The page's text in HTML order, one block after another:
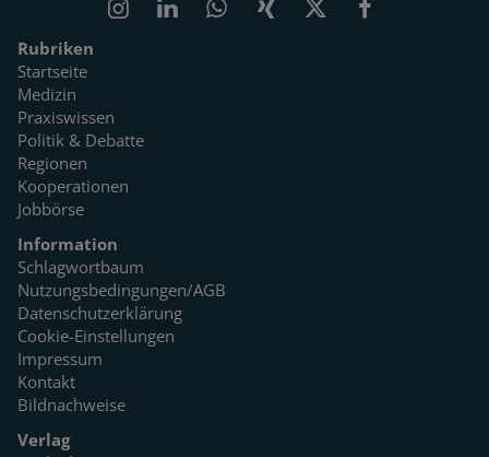
Rubriken
Startseite
Medizin
Praxiswissen
Politik & Debatte
Regionen
Kooperationen
Jobbörse
Information
Schlagwortbaum
Nutzungsbedingungen/AGB
Datenschutzerklärung
Cookie-Einstellungen
Impressum
Kontakt
Bildnachweise
Verlag